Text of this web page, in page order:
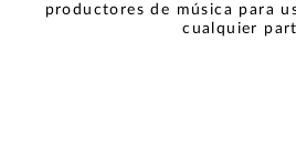
productores de música para
cualquier